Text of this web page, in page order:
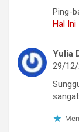
Ping-
Hal
Yulia
29/12/